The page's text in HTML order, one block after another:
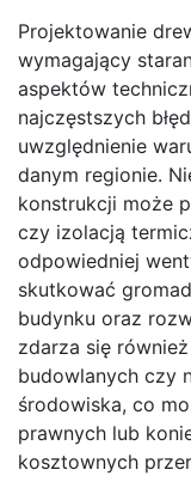
Projektowanie
wymagający
aspektów
najczęstszych
uwzględnienie
danym regionie.
konstrukcji może
czy izolacją
odpowiedniej
skutkować
budynku oraz
zdarza się
budowlanych czy
środowiska, co
prawnych lub
kosztownych